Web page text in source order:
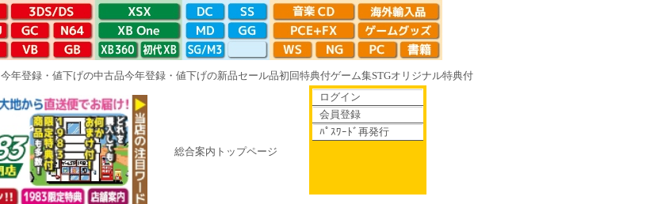
今年登録・値下げの中古品今年登録・値下げの新品セール品初回特典付ゲーム集STGオリジナル特典付
総合案内トップページ
ログイン
会員登録
ﾊﾟｽﾜｰﾄﾞ再発行